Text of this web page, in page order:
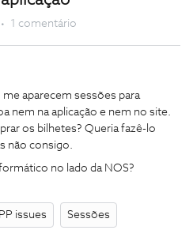
1 comentário
aparecem sessões para
nem na aplicação e nem no site.
os bilhetes? Queria fazê-lo
não consigo.
no lado da NOS?
issues Sessões